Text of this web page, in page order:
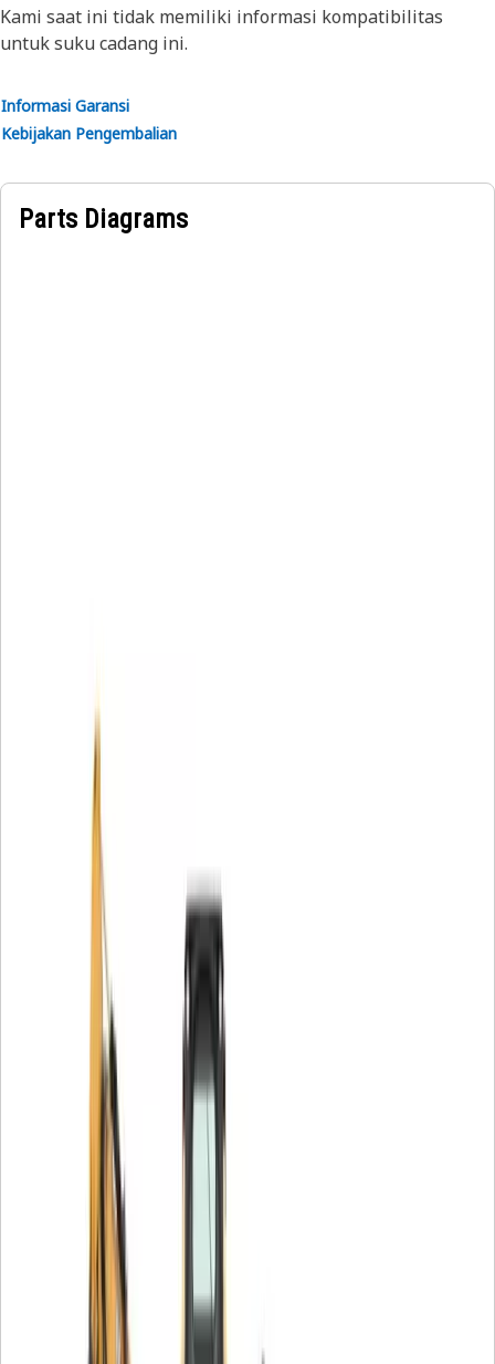
Kami saat ini tidak memiliki informasi kompatibilitas
untuk suku cadang ini.
Informasi Garansi
Kebijakan Pengembalian
Parts Diagrams